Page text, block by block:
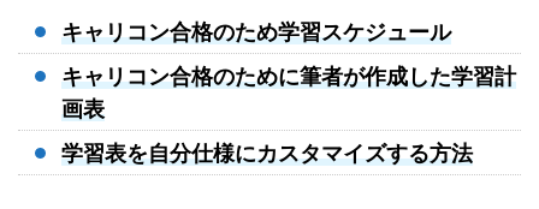
キャリコン合格のため学習スケジュール
キャリコン合格のために筆者が作成した学習計
画表
学習表を自分仕様にカスタマイズする方法